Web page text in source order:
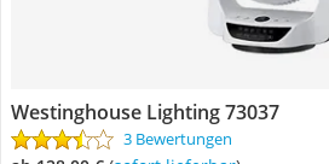
Westinghouse Lighting 73037
3 Bewertungen